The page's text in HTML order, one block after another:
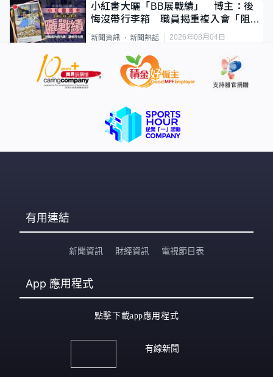
小紅書大曬「BB展戰績」 博主：後
悔沒帶行李箱 職員揭重複入會「阻止
唔到」
新聞資訊 新聞熱話 2026年08月04日
有用連結
新聞資訊 財經資訊 電視節目表
App 應用程式
點擊下載app應用程式
有線新聞